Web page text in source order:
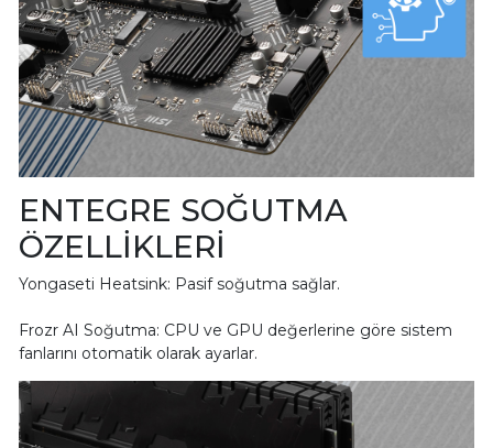
ENTEGRE SOĞUTMA
ÖZELLİKLERİ
Yongaseti Heatsink: Pasif soğutma sağlar.
Frozr AI Soğutma: CPU ve GPU değerlerine göre sistem
fanlarını otomatik olarak ayarlar.